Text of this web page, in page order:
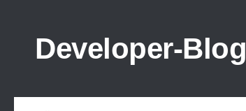
Developer-Blog